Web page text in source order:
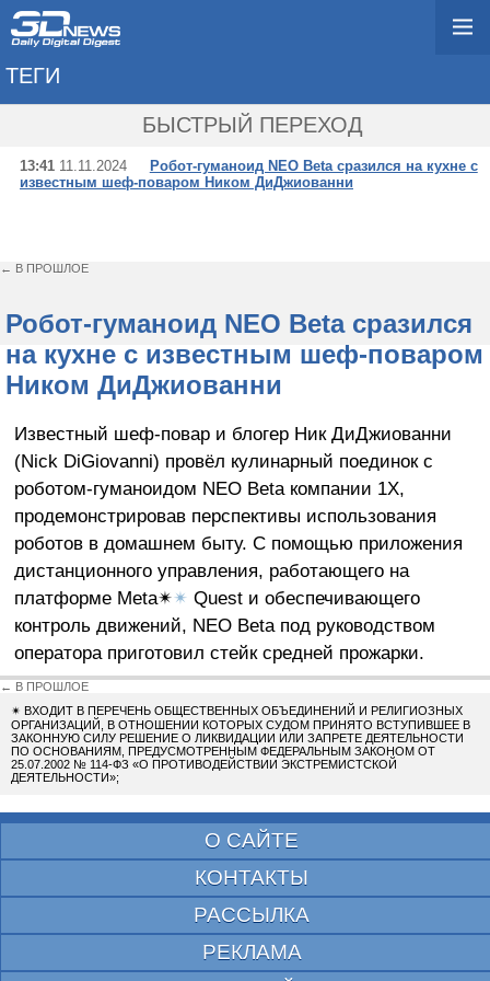
ТЕГИ
БЫСТРЫЙ ПЕРЕХОД
13:41 11.11.2024
Робот-гуманоид NEO Beta сразился на кухне с
известным шеф-поваром Ником ДиДжиованни
← В ПРОШЛОЕ
Робот-гуманоид NEO Beta сразился
на кухне с известным шеф-поваром
Ником ДиДжиованни
Известный шеф-повар и блогер Ник ДиДжиованни
(Nick DiGiovanni) провёл кулинарный поединок с
роботом-гуманоидом NEO Beta компании 1X,
продемонстрировав перспективы использования
роботов в домашнем быту. С помощью приложения
дистанционного управления, работающего на
платформе Meta✴✴ Quest и обеспечивающего
контроль движений, NEO Beta под руководством
оператора приготовил стейк средней прожарки.
← В ПРОШЛОЕ
✴ ВХОДИТ В ПЕРЕЧЕНЬ ОБЩЕСТВЕННЫХ ОБЪЕДИНЕНИЙ И РЕЛИГИОЗНЫХ
ОРГАНИЗАЦИЙ, В ОТНОШЕНИИ КОТОРЫХ СУДОМ ПРИНЯТО ВСТУПИВШЕЕ В
ЗАКОННУЮ СИЛУ РЕШЕНИЕ О ЛИКВИДАЦИИ ИЛИ ЗАПРЕТЕ ДЕЯТЕЛЬНОСТИ
ПО ОСНОВАНИЯМ, ПРЕДУСМОТРЕННЫМ ФЕДЕРАЛЬНЫМ ЗАКОНОМ ОТ
25.07.2002 № 114-ФЗ «О ПРОТИВОДЕЙСТВИИ ЭКСТРЕМИСТСКОЙ
ДЕЯТЕЛЬНОСТИ»;
О САЙТЕ
КОНТАКТЫ
РАССЫЛКА
РЕКЛАМА